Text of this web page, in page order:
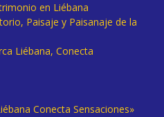
en Liébana
Paisaje y Paisanaje de la
Liébana, Conecta
Conecta Sensaciones»